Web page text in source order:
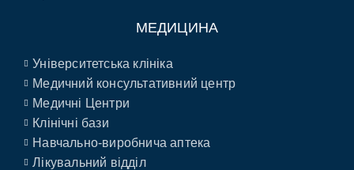
МЕДИЦИНА
Університетська клініка
Медичний консультативний центр
Медичні Центри
Клінічні бази
Навчально-виробнича аптека
Лікувальний відділ